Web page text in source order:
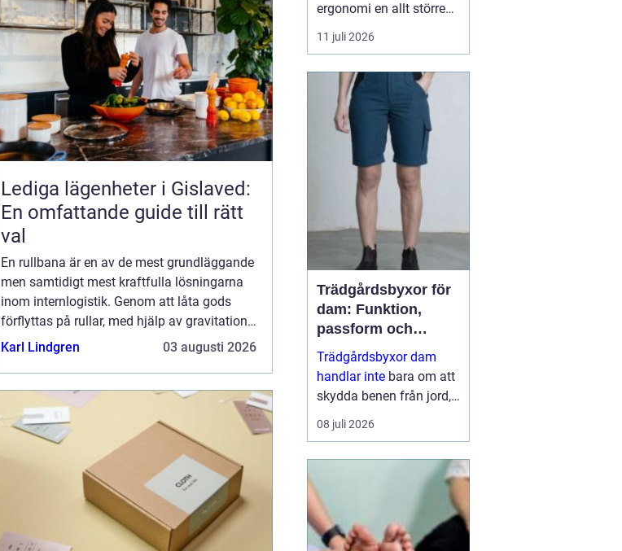
Lediga lägenheter i Gislaved:
En omfattande guide till rätt
val
En rullbana är en av de mest grundläggande
men samtidigt mest kraftfulla lösningarna
inom internlogistik. Genom att låta gods
förflyttas på rullar, med hjälp av gravitation
eller motorer, skapas ett flöde som...
Karl Lindgren 03 augusti 2026
ergonomi en allt större
roll. Det handlar inte
bara om att skapa en
för anställda, utan även
om att optimera
produktiviteten. Ett
verktyg som allt mer
sprider sig inom
industrin, tack vare
11 juli 2026
Trädgårdsbyxor för
dam: Funktion,
passform och
hållbar stil i rabatten
Trädgårdsbyxor dam
handlar inte bara om att
skydda benen från jord,
taggar och väta. Rätt
byxa gör arbetet enklare,
skonsamt för kroppen. ...
08 juli 2026